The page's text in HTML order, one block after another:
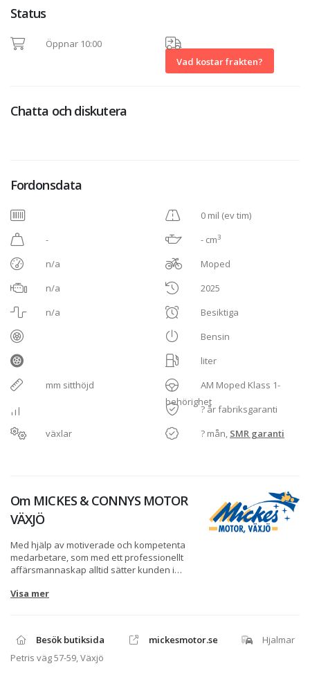
Status
Öppnar 10:00
Vad kostar frakten?
Chatta och diskutera
Fordonsdata
-
n/a
n/a
n/a
mm sitthöjd
växlar
0 mil (ev tim)
- cm3
Moped
2025
Besiktiga
Bensin
liter
AM Moped Klass 1-
behörighet
? år fabriksgaranti
? mån, SMR garanti
Om MICKES & CONNYS MOTOR
VÄXJÖ
Med hjälp av motiverade och kompetenta
medarbetare, som med ett professionellt
affärsmannaskap alltid sätter kunden i
utbud av kvalitetsprodukter inom båt, MC,
nära och långsiktiga relationer där vi tar
hand om kunden och ger ett tryggt ägande
genom vår fullserviceanläggning, säger
Visa mer
Besök butiksida mickesmotor.se
Hjalmar
Petris väg 57-59, Växjö